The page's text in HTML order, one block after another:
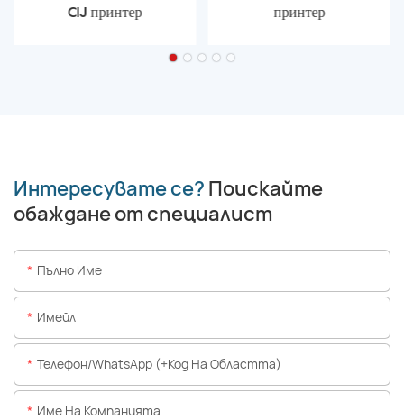
CIJ принтер
принтер
Интересувате се? Поискайте
обаждане от специалист
Пълно Име
Имейл
Телефон/WhatsApp (+Код На Областта)
Име На Компанията